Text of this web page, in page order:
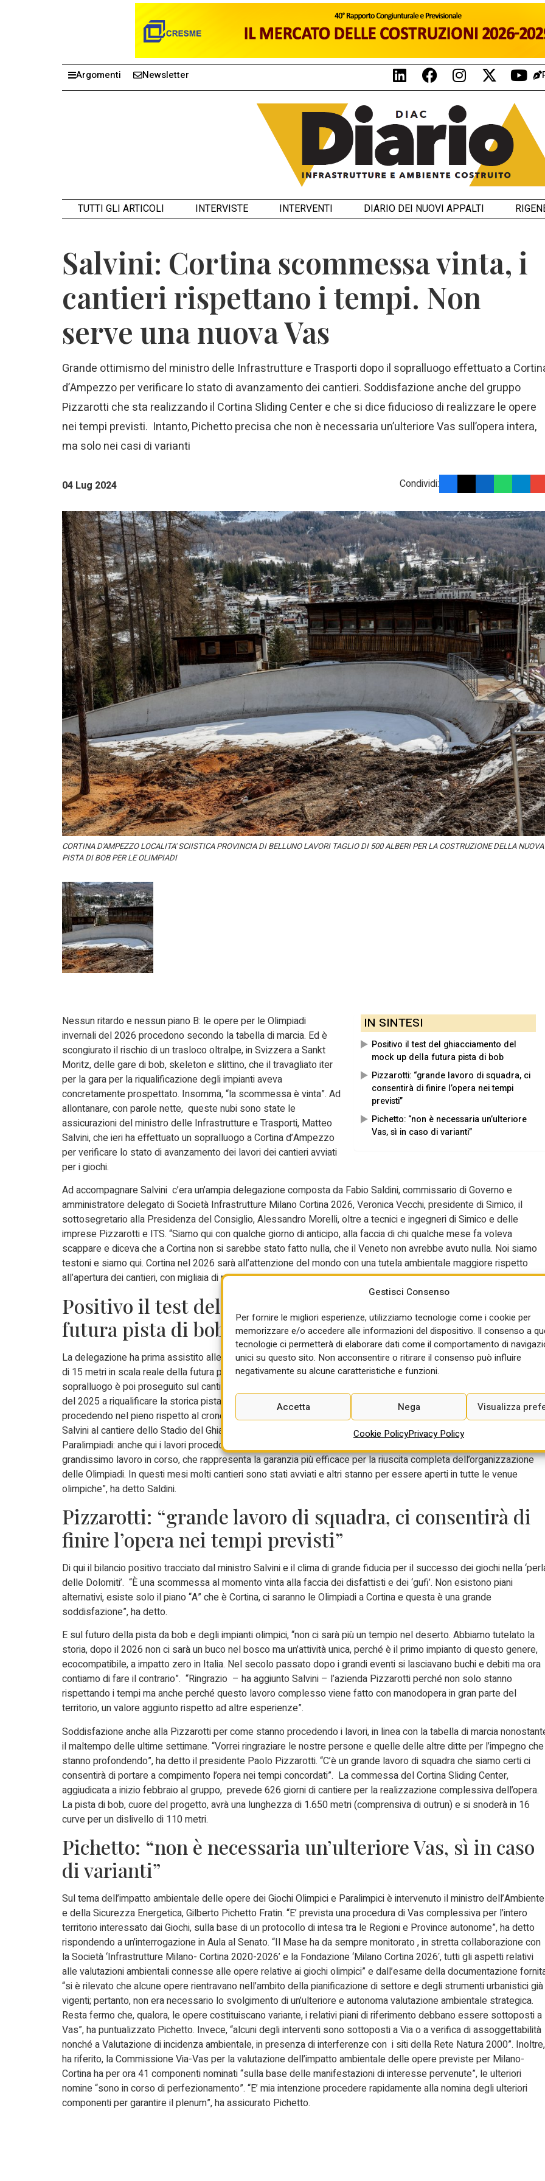
Gestisci Consenso
Per fornire le migliori esperienze, utilizziamo tecnologie come i cookie per
memorizzare e/o accedere alle informazioni del dispositivo. Il consenso a
tecnologie ci permetterà di elaborare dati come il comportamento di
unici su questo sito. Non acconsentire o ritirare il consenso può influire
negativamente su alcune caratteristiche e funzioni.
Accetta Nega Visualizza
Cookie PolicyPrivacy Policy
Argomenti Newsletter
TUTTI GLI ARTICOLI INTERVISTE INTERVENTI DIARIO DEI NUOVI APPALTI
Salvini: Cortina scommessa vinta, i
cantieri rispettano i tempi. Non
serve una nuova Vas
Grande ottimismo del ministro delle Infrastrutture e Trasporti dopo il sopralluogo effettuato a
d’Ampezzo per verificare lo stato di avanzamento dei cantieri. Soddisfazione anche del gruppo
Pizzarotti che sta realizzando il Cortina Sliding Center e che si dice fiducioso di realizzare le opere
nei tempi previsti. Intanto, Pichetto precisa che non è necessaria un’ulteriore Vas sull’opera intera,
ma solo nei casi di varianti
04 Lug 2024 Condividi:
CORTINA D'AMPEZZO LOCALITA' SCIISTICA PROVINCIA DI BELLUNO LAVORI TAGLIO DI 500 ALBERI PER LA COSTRUZIONE DELLA NUOVA
PISTA DI BOB PER LE OLIMPIADI
IN SINTESI
Positivo il test del ghiacciamento del
mock up della futura pista di bob
Pizzarotti: “grande lavoro di squadra, ci
consentirà di finire l’opera nei tempi
previsti”
Pichetto: “non è necessaria un’ulteriore
Vas, sì in caso di varianti”
Nessun ritardo e nessun piano B: le opere per le Olimpiadi
invernali del 2026 procedono secondo la tabella di marcia. Ed è
scongiurato il rischio di un trasloco oltralpe, in Svizzera a Sankt
Moritz, delle gare di bob, skeleton e slittino, che il travagliato iter
per la gara per la riqualificazione degli impianti aveva
concretamente prospettato. Insomma, “la scommessa è vinta”. Ad
allontanare, con parole nette, queste nubi sono state le
assicurazioni del ministro delle Infrastrutture e Trasporti, Matteo
Salvini, che ieri ha effettuato un sopralluogo a Cortina d’Ampezzo
per verificare lo stato di avanzamento dei lavori dei cantieri avviati
per i giochi.
Ad accompagnare Salvini c’era un’ampia delegazione composta da Fabio Saldini, commissario di Governo e
amministratore delegato di Società Infrastrutture Milano Cortina 2026, Veronica Vecchi, presidente di Simico, il
sottosegretario alla Presidenza del Consiglio, Alessandro Morelli, oltre a tecnici e ingegneri di Simico e delle
imprese Pizzarotti e ITS. “Siamo qui con qualche giorno di anticipo, alla faccia di chi qualche mese fa voleva
scappare e diceva che a Cortina non si sarebbe stato fatto nulla, che il Veneto non avrebbe avuto nulla. Noi siamo
testoni e siamo qui. Cortina nel 2026 sarà all’attenzione del mondo con una tutela ambientale maggiore rispetto
all’apertura dei cantieri, con migliaia di nuovi alberi”, ha detto Salvini.
Positivo il test del ghiacciamento del mock up della
futura pista di bob
La delegazione ha prima assistito alle operazioni di ghiacciamento del mock-up dello Sliding Centre, cioè il modello
di 15 metri in scala reale della futura pista di bob, slittino e skeleton. Un test che ha avuto esito positivo. Il
sopralluogo è poi proseguito sul cantiere dello Sliding Centre avviato lo scorso febbraio, che porterà entro la fine
del 2025 a riqualificare la storica pista ‘Eugenio Monti’. Anche in questo caso è stato possibile constatare che si sta
procedendo nel pieno rispetto al cronoprogramma previsto. Ultimo appuntamento della mattinata, il sopralluogo di
Salvini al cantiere dello Stadio del Ghiaccio che ospiterà le gare di curling e la cerimonia di chiusura delle
Paralimpiadi: anche qui i lavori procedono secondo i tempi indicati. “La delegazione ha potuto verificare il
grandissimo lavoro in corso, che rappresenta la garanzia più efficace per la riuscita completa dell’organizzazione
delle Olimpiadi. In questi mesi molti cantieri sono stati avviati e altri stanno per essere aperti in tutte le venue
olimpiche”, ha detto Saldini.
Pizzarotti: “grande lavoro di squadra, ci consentirà di
finire l’opera nei tempi previsti”
Di qui il bilancio positivo tracciato dal ministro Salvini e il clima di grande fiducia per il successo dei giochi nella
delle Dolomiti’. “È una scommessa al momento vinta alla faccia dei disfattisti e dei ‘gufi’. Non esistono piani
alternativi, esiste solo il piano “A” che è Cortina, ci saranno le Olimpiadi a Cortina e questa è una grande
soddisfazione”, ha detto.
E sul futuro della pista da bob e degli impianti olimpici, “non ci sarà più un tempio nel deserto. Abbiamo tutelato la
storia, dopo il 2026 non ci sarà un buco nel bosco ma un’attività unica, perché è il primo impianto di questo genere,
ecocompatibile, a impatto zero in Italia. Nel secolo passato dopo i grandi eventi si lasciavano buchi e debiti ma ora
contiamo di fare il contrario”. “Ringrazio – ha aggiunto Salvini – l’azienda Pizzarotti perché non solo stanno
rispettando i tempi ma anche perché questo lavoro complesso viene fatto con manodopera in gran parte del
territorio, un valore aggiunto rispetto ad altre esperienze”.
Soddisfazione anche alla Pizzarotti per come stanno procedendo i lavori, in linea con la tabella di marcia
il maltempo delle ultime settimane. “Vorrei ringraziare le nostre persone e quelle delle altre ditte per l’impegno che
stanno profondendo”, ha detto il presidente Paolo Pizzarotti. “C’è un grande lavoro di squadra che siamo certi ci
consentirà di portare a compimento l’opera nei tempi concordati”. La commessa del Cortina Sliding Center,
aggiudicata a inizio febbraio al gruppo, prevede 626 giorni di cantiere per la realizzazione complessiva dell’opera.
La pista di bob, cuore del progetto, avrà una lunghezza di 1.650 metri (comprensiva di outrun) e si snoderà in 16
curve per un dislivello di 110 metri.
Pichetto: “non è necessaria un’ulteriore Vas, sì in caso
di varianti”
Sul tema dell’impatto ambientale delle opere dei Giochi Olimpici e Paralimpici è intervenuto il ministro dell’Ambiente
e della Sicurezza Energetica, Gilberto Pichetto Fratin. “E’ prevista una procedura di Vas complessiva per l’intero
territorio interessato dai Giochi, sulla base di un protocollo di intesa tra le Regioni e Province autonome”, ha detto
rispondendo a un’interrogazione in Aula al Senato. “Il Mase ha da sempre monitorato , in stretta collaborazione con
la Società ‘Infrastrutture Milano- Cortina 2020-2026’ e la Fondazione ‘Milano Cortina 2026′, tutti gli aspetti relativi
alle valutazioni ambientali connesse alle opere relative ai giochi olimpici” e dall’esame della documentazione
“si è rilevato che alcune opere rientravano nell’ambito della pianificazione di settore e degli strumenti urbanistici già
vigenti; pertanto, non era necessario lo svolgimento di un’ulteriore e autonoma valutazione ambientale strategica.
Resta fermo che, qualora, le opere costituiscano variante, i relativi piani di riferimento debbano essere sottoposti a
Vas”, ha puntualizzato Pichetto. Invece, “alcuni degli interventi sono sottoposti a Via o a verifica di assoggettabilità
nonché a Valutazione di incidenza ambientale, in presenza di interferenze con i siti della Rete Natura 2000”. Inoltre,
ha riferito, la Commissione Via-Vas per la valutazione dell’impatto ambientale delle opere previste per Milano-
Cortina ha per ora 41 componenti nominati “sulla base delle manifestazioni di interesse pervenute”, le ulteriori
nomine “sono in corso di perfezionamento”. “E’ mia intenzione procedere rapidamente alla nomina degli ulteriori
componenti per garantire il plenum”, ha assicurato Pichetto.